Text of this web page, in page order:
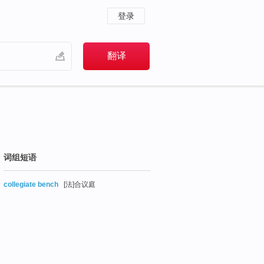
登录
词组短语
collegiate bench [法]合议庭